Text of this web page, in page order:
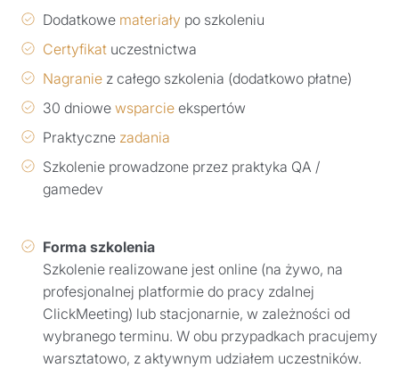
Dodatkowe materiały po szkoleniu
Certyfikat uczestnictwa
Nagranie z całego szkolenia (dodatkowo płatne)
30 dniowe wsparcie ekspertów
Praktyczne zadania
Szkolenie prowadzone przez praktyka QA /
gamedev
Forma szkolenia
Szkolenie realizowane jest online (na żywo, na
profesjonalnej platformie do pracy zdalnej
ClickMeeting) lub stacjonarnie, w zależności od
wybranego terminu. W obu przypadkach pracujemy
warsztatowo, z aktywnym udziałem uczestników.